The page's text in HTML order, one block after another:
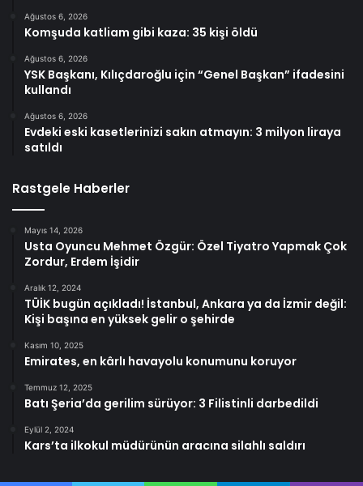
Ağustos 6, 2026
Komşuda katliam gibi kaza: 35 kişi öldü
Ağustos 6, 2026
YSK Başkanı, Kılıçdaroğlu için “Genel Başkan” ifadesini
kullandı
Ağustos 6, 2026
Evdeki eski kasetlerinizi sakın atmayın: 3 milyon liraya
satıldı
Rastgele Haberler
Mayıs 14, 2026
Usta Oyuncu Mehmet Özgür: Özel Tiyatro Yapmak Çok
Zordur, Erdem İşidir
Aralık 12, 2024
TÜİK bugün açıkladı! İstanbul, Ankara ya da İzmir değil:
Kişi başına en yüksek gelir o şehirde
Kasım 10, 2025
Emirates, en kârlı havayolu konumunu koruyor
Temmuz 12, 2025
Batı Şeria’da gerilim sürüyor: 3 Filistinli darbedildi
Eylül 2, 2024
Kars’ta ilkokul müdürünün aracına silahlı saldırı